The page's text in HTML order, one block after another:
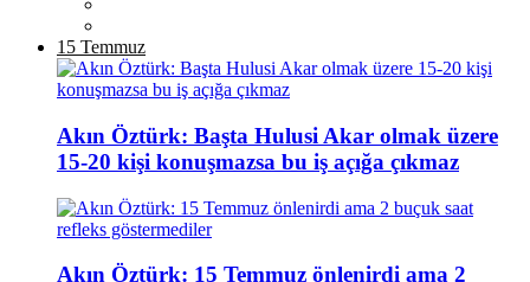
15 Temmuz
Akın Öztürk: Başta Hulusi Akar olmak üzere
15-20 kişi konuşmazsa bu iş açığa çıkmaz
Akın Öztürk: 15 Temmuz önlenirdi ama 2